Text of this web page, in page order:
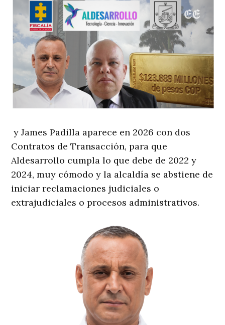
y James Padilla aparece en 2026 con dos
Contratos de Transacción, para que
Aldesarrollo cumpla lo que debe de 2022 y
2024, muy cómodo y la alcaldía se abstiene de
iniciar reclamaciones judiciales o
extrajudiciales o procesos administrativos.